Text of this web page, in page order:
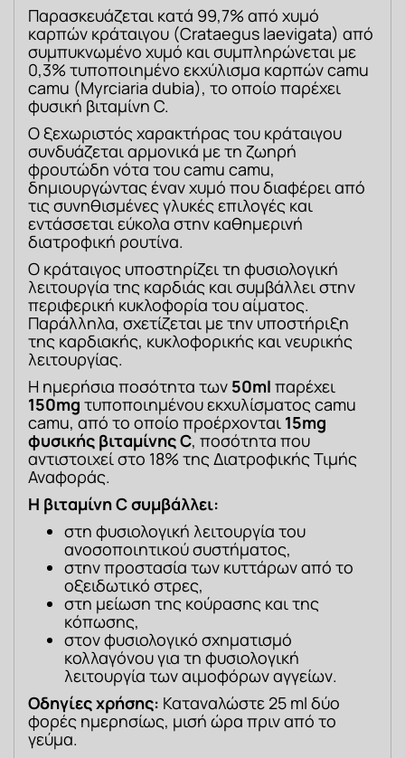
Παρασκευάζεται κατά 99,7% από χυμό
καρπών κράταιγου (Crataegus laevigata) από
συμπυκνωμένο χυμό και συμπληρώνεται με
0,3% τυποποιημένο εκχύλισμα καρπών camu
camu (Myrciaria dubia), το οποίο παρέχει
φυσική βιταμίνη C.
Ο ξεχωριστός χαρακτήρας του κράταιγου
συνδυάζεται αρμονικά με τη ζωηρή
φρουτώδη νότα του camu camu,
δημιουργώντας έναν χυμό που διαφέρει από
τις συνηθισμένες γλυκές επιλογές και
εντάσσεται εύκολα στην καθημερινή
διατροφική ρουτίνα.
Ο κράταιγος υποστηρίζει τη φυσιολογική
λειτουργία της καρδιάς και συμβάλλει στην
περιφερική κυκλοφορία του αίματος.
Παράλληλα, σχετίζεται με την υποστήριξη
της καρδιακής, κυκλοφορικής και νευρικής
λειτουργίας.
Η ημερήσια ποσότητα των 50ml
150mg τυποποιημένου εκχυλίσματος camu
camu, από το οποίο προέρχονται 15mg
φυσικής βιταμίνης C, ποσότητα που
αντιστοιχεί στο 18% της Διατροφικής Τιμής
Αναφοράς.
Η βιταμίνη C συμβάλλει:
στη φυσιολογική λειτουργία του
ανοσοποιητικού συστήματος,
στην προστασία των κυττάρων από το
οξειδωτικό στρες,
στη μείωση της κούρασης και της
κόπωσης,
στον φυσιολογικό σχηματισμό
κολλαγόνου για τη φυσιολογική
λειτουργία των αιμοφόρων αγγείων.
Οδηγίες χρήσης: Καταναλώστε 25 ml δύο
φορές ημερησίως, μισή ώρα πριν από το
γεύμα.